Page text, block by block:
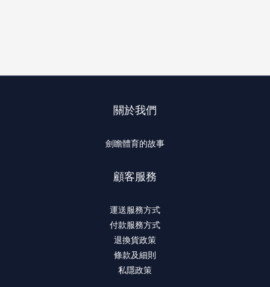
關於我們
劍瞻體育的故事
顧客服務
運送服務方式
付款服務方式
退換貨政策
條款及細則
私隱政策